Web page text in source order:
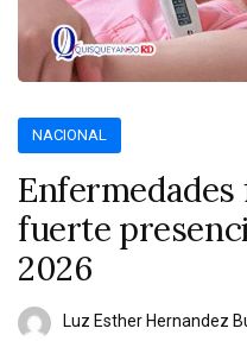
NACIONAL
fuerte
2026
Luz Esther Hernandez